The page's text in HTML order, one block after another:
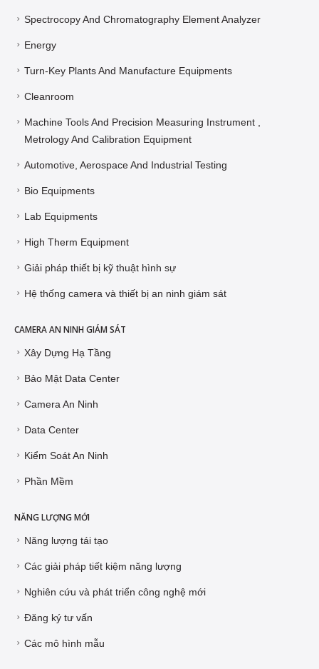
Spectrocopy And Chromatography Element Analyzer
Energy
Turn-Key Plants And Manufacture Equipments
Cleanroom
Machine Tools And Precision Measuring Instrument ,
Metrology And Calibration Equipment
Automotive, Aerospace And Industrial Testing
Bio Equipments
Lab Equipments
High Therm Equipment
Giải pháp thiết bị kỹ thuật hình sự
Hệ thống camera và thiết bị an ninh giám sát
CAMERA AN NINH GIÁM SÁT
Xây Dựng Hạ Tầng
Bảo Mật Data Center
Camera An Ninh
Data Center
Kiểm Soát An Ninh
Phần Mềm
NĂNG LƯỢNG MỚI
Năng lượng tái tạo
Các giải pháp tiết kiệm năng lượng
Nghiên cứu và phát triển công nghệ mới
Đăng ký tư vấn
Các mô hình mẫu